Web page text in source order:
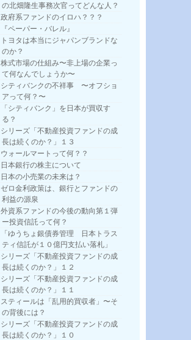
の北畑隆生事務次官ってどんな人？
政府系ファンドのイロハ？？？
『ペーパー・バレル』
トヨタは本当にジャパンブランドな
のか？
株式市場の仕組み〜非上場の企業っ
て何なんでしょうか〜
シティバンクの不祥事 〜オフショ
アって何？〜
「シティバンク」を日本が買収す
る？
シリーズ「不動産投資ファンドの成
長は続くのか？」１３
ウォールマートって何？？
日本銀行の株主について
日本の小売業の未来は？
ゼロ金利政策は、銀行とファンドの
利益の源泉
外資系ファンドの今後の動向第１弾
ー投資信託って何？
「ゆうちょ銀債券管理 日本トラス
ティ信託が１０億円支払い落札」
シリーズ「不動産投資ファンドの成
長は続くのか？」１２
シリーズ「不動産投資ファンドの成
長は続くのか？」１１
スティールは「乱用的買収者」〜そ
の背後には？
シリーズ「不動産投資ファンドの成
長は続くのか？」１０